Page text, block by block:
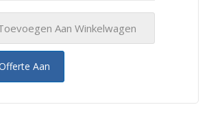
Aan Winkelwagen
Aan